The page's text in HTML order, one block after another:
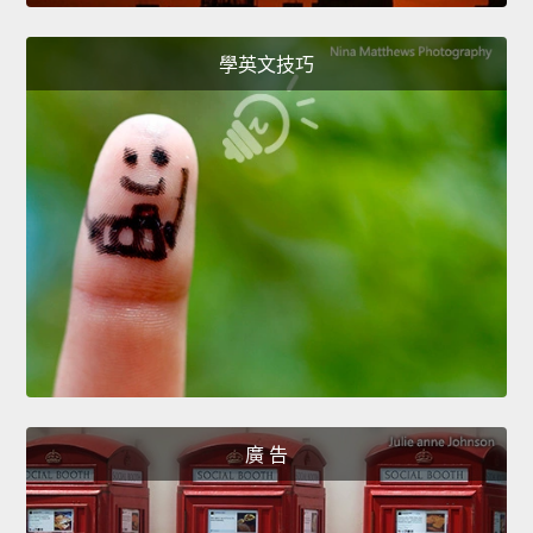
學英文技巧
廣 告